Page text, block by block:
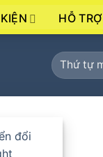
HỖ TRỢ